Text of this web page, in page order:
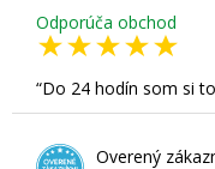
Odporúča obchod
Do 24 hodín som si
Overený